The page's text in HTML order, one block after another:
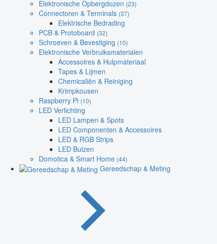
Elektronische Opbergdozen (23)
Connectoren & Terminals (37)
Elektrische Bedrading
PCB & Protoboard (32)
Schroeven & Bevestiging (10)
Elektronische Verbruiksmaterialen
Accessoires & Hulpmateriaal
Tapes & Lijmen
Chemicaliën & Reiniging
Krimpkousen
Raspberry Pi (10)
LED Verlichting
LED Lampen & Spots
LED Componenten & Accessoires
LED & RGB Strips
LED Buizen
Domotica & Smart Home (44)
Gereedschap & Meting